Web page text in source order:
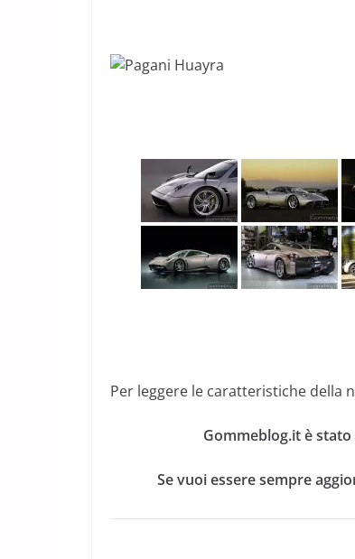
Per leggere le caratteristiche della
Gommeblog.it è
Se vuoi essere sempre